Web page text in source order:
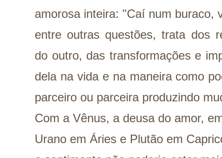
amorosa inteira: "Caí num buraco,
entre outras questões, trata dos
do outro, das transformações e
dela na vida e na maneira como
parceiro ou parceira produzindo
Com a Vênus, a deusa do amor,
Urano em Áries e Plutão em